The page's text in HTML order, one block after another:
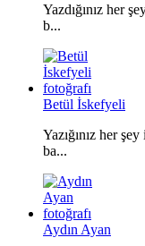
Yazdığınız her
b...
Betül İskefyeli
Yazığınız her
ba...
Aydın Ayan